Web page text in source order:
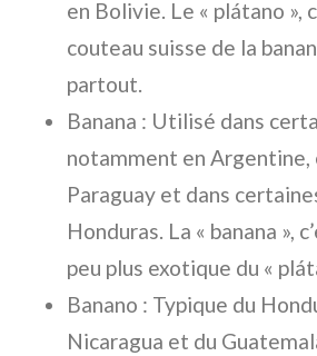
en Bolivie. Le « plátano »,
couteau suisse de la
partout.
Banana : Utilisé dans
notamment en Argentine,
Paraguay et dans
Honduras. La « banana »,
peu plus exotique du «
Banano : Typique du
Nicaragua et du